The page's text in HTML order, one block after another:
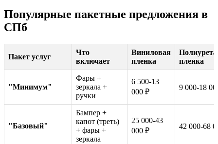
Популярные пакетные предложения в
СПб
Пакет услуг
Что
включает
Виниловая
пленка
пленка
"Минимум"
Фары +
зеркала +
ручки
6 500-13
000 ₽
9 000-18
"Базовый"
Бампер +
капот (треть)
+ фары +
зеркала
25 000-43
000 ₽
42 000-68